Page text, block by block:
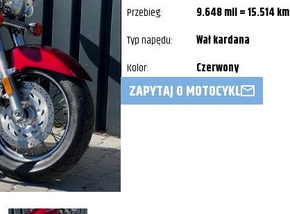
Przebieg:
9.648 mil = 15.514 km
Typ napędu:
Wał kardana
Kolor:
Czerwony
ZAPYTAJ O MOTOCYKL